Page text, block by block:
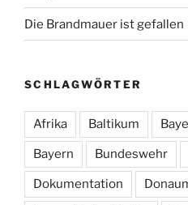
Die Brandmauer ist gefallen
SCHLAGWÖRTER
Afrika Baltikum
Bayern Bundeswehr
Dokumentation